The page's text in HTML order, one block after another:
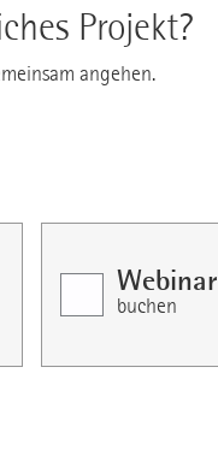
Projekt?
angehen.
Webinar
buchen